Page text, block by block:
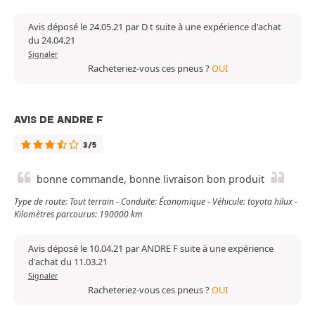
Avis déposé le 24.05.21 par D t suite à une expérience d'achat
du 24.04.21
Signaler
Racheteriez-vous ces pneus ?OUI
AVIS DE ANDRE F
3/5
bonne commande, bonne livraison bon produit
Type de route: Tout terrain - Conduite: Économique - Véhicule: toyota hilux -
Kilomètres parcourus: 190000 km
Avis déposé le 10.04.21 par ANDRE F suite à une expérience
d'achat du 11.03.21
Signaler
Racheteriez-vous ces pneus ?OUI